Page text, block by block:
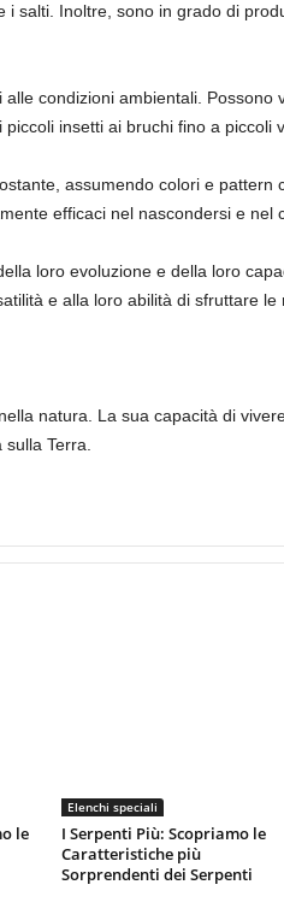
salti. Inoltre, sono in grado di
condizioni ambientali. Possono
insetti ai bruchi fino a piccoli
assumendo colori e pattern
efficaci nel nascondersi e nel
loro evoluzione e della loro
e alla loro abilità di sfruttare le
natura. La sua capacità di
Terra.
le
Elenchi speciali
I Serpenti Più: Scopriamo le
Caratteristiche più
Sorprendenti dei Serpenti